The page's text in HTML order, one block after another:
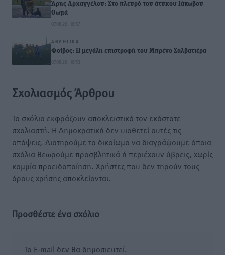
Άρης Αρχαγγέλου: Στο πλευρό του άτυχου Ιάκωβου
Θωμά
07.08.26 · 16:57
ΑΘΛΗΤΙΚΆ
Φοίβος: Η μεγάλη επιστροφή του Μπρένο Σαλβατιέρα
07.08.26 · 16:53
Σχολιασμός Άρθρου
Τα σχόλια εκφράζουν αποκλειστικά τον εκάστοτε
σχολιαστή. Η Δημοκρατική δεν υιοθετεί αυτές τις
απόψεις. Διατηρούμε το δικαίωμα να διαγράψουμε όποια
σχόλια θεωρούμε προσβλητικά ή περιέχουν ύβρεις, χωρίς
καμμία προειδοποίηση. Χρήστες που δεν τηρούν τους
όρους χρήσης αποκλείονται.
Προσθέστε ένα σχόλιο
Το E-mail δεν θα δημοσιευτεί.